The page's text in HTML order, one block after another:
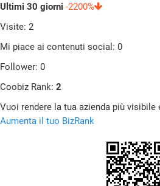
Ultimi 30 giorni -2200%
Visite: 2
Mi piace ai contenuti social: 0
Follower: 0
Coobiz Rank: 2
Vuoi rendere la tua azienda più
Aumenta il tuo BizRank